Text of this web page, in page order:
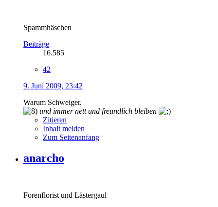
Spammhäschen
Beiträge
16.585
42
9. Juni 2009, 23:42
Warum Schweiger.
und immer nett und freundlich bleiben
Zitieren
Inhalt melden
Zum Seitenanfang
anarcho
Forenflorist und Lästergaul